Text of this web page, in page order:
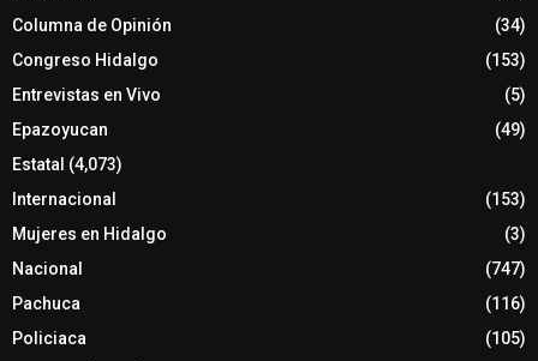
Columna de Opinión
(34)
Congreso Hidalgo
(153)
Entrevistas en Vivo
(5)
Epazoyucan
(49)
Estatal (4,073)
Internacional
(153)
Mujeres en Hidalgo
(3)
Nacional
(747)
Pachuca
(116)
Policiaca
(105)